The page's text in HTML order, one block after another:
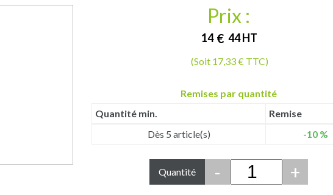
Prix :
14 € 44HT
(Soit 17,33 € TTC)
Remises par quantité
Quantité min.
Remise
Dès 5 article(s)
-10 %
Quantité - +